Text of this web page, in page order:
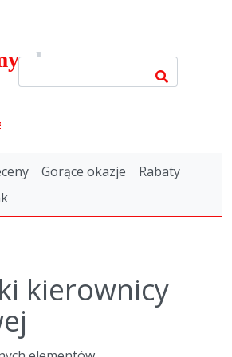
.pl
Gorące okazje
Rabaty
kierownicy